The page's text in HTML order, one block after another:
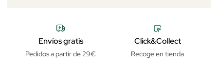
Envíos gratis
Pedidos a partir de 29€
Click&Collect
Recoge en tienda